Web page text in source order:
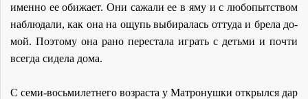
имен­но ее оби­жа­ет. Они са­жа­ли ее в яму и с лю­бо­пыт­ством
на­блю­да­ли, как она на ощупь вы­би­ра­лась от­ту­да и бре­ла до­
мой. По­это­му она ра­но пе­ре­ста­ла иг­рать с детьми и по­чти
все­гда си­де­ла до­ма.
С се­ми-вось­ми­лет­не­го воз­рас­та у Мат­ро­нуш­ки от­крыл­ся дар